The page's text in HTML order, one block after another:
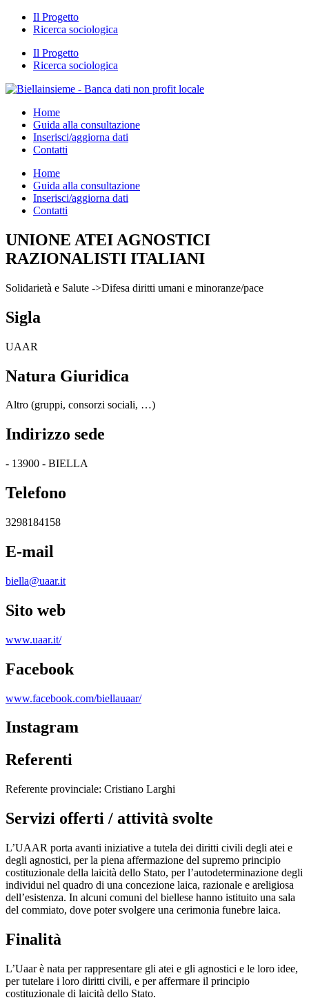
Il Progetto
Ricerca sociologica
Il Progetto
Ricerca sociologica
Home
Guida alla consultazione
Inserisci/aggiorna dati
Contatti
Home
Guida alla consultazione
Inserisci/aggiorna dati
Contatti
UNIONE ATEI AGNOSTICI
RAZIONALISTI ITALIANI
Solidarietà e Salute ->Difesa diritti umani e minoranze/pace
Sigla
UAAR
Natura Giuridica
Altro (gruppi, consorzi sociali, …)
Indirizzo sede
- 13900 - BIELLA
Telefono
3298184158
E-mail
biella@uaar.it
Sito web
www.uaar.it/
Facebook
www.facebook.com/biellauaar/
Instagram
Referenti
Referente provinciale: Cristiano Larghi
Servizi offerti / attività svolte
L’UAAR porta avanti iniziative a tutela dei diritti civili degli atei e
degli agnostici, per la piena affermazione del supremo principio
costituzionale della laicità dello Stato, per l’autodeterminazione degli
individui nel quadro di una concezione laica, razionale e areligiosa
dell’esistenza. In alcuni comuni del biellese hanno istituito una sala
del commiato, dove poter svolgere una cerimonia funebre laica.
Finalità
L’Uaar è nata per rappresentare gli atei e gli agnostici e le loro idee,
per tutelare i loro diritti civili, e per affermare il principio
costituzionale di laicità dello Stato.